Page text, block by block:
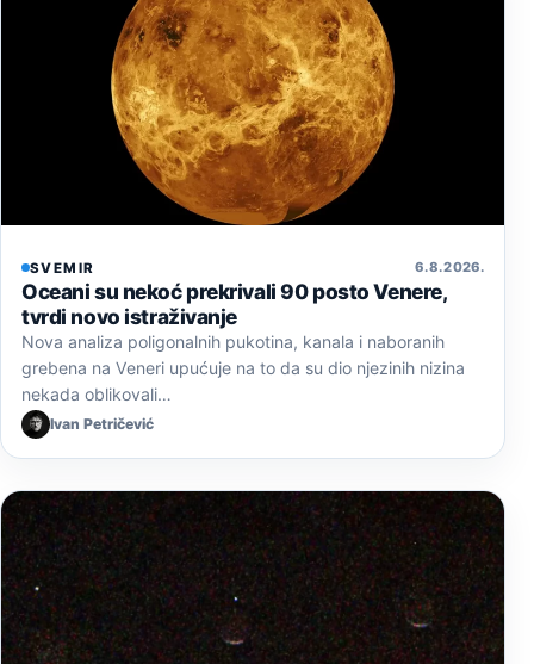
SVEMIR 6. 8. 2026.
Oceani su nekoć prekrivali 90 posto Venere,
tvrdi novo istraživanje
Nova analiza poligonalnih pukotina, kanala i naboranih
grebena na Veneri upućuje na to da su dio njezinih nizina
nekada oblikovali…
Ivan Petričević